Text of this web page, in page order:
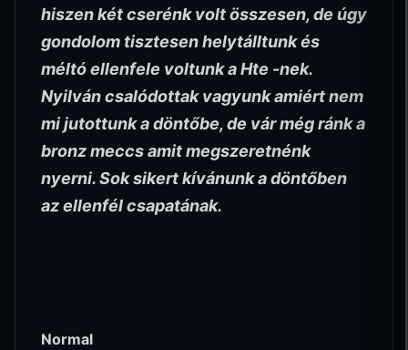
hiszen két cserénk volt összesen, de úgy
gondolom tisztesen helytálltunk és
méltó ellenfele voltunk a Hte -nek.
Nyilván csalódottak vagyunk amiért nem
mi jutottunk a döntőbe, de vár még ránk a
bronz meccs amit megszeretnénk
nyerni. Sok sikert kívánunk a döntőben
az ellenfél csapatának.
Normal